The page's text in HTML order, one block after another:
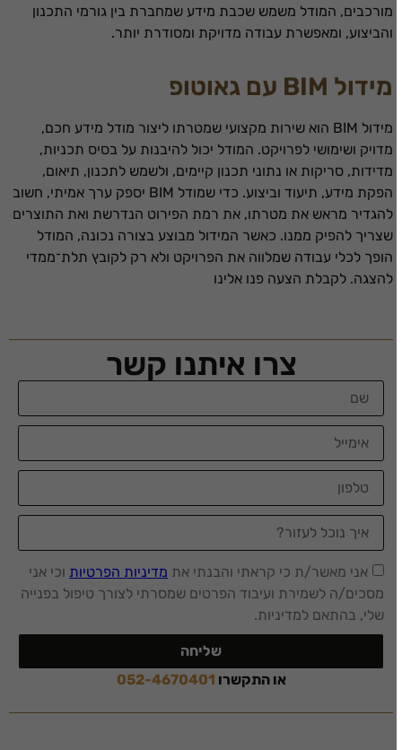
מורכבים, המודל משמש שכבת מידע שמחברת בין גורמי התכנון
והביצוע, ומאפשרת עבודה מדויקת ומסודרת יותר.
מידול BIM עם גאוטופ
מידול BIM הוא שירות מקצועי שמטרתו ליצור מודל מידע חכם,
מדויק ושימושי לפרויקט. המודל יכול להיבנות על בסיס תכניות,
מדידות, סריקות או נתוני תכנון קיימים, ולשמש לתכנון, תיאום,
הפקת מידע, תיעוד וביצוע. כדי שמודל BIM יספק ערך אמיתי, חשוב
להגדיר מראש את מטרתו, את רמת הפירוט הנדרשת ואת התוצרים
שצריך להפיק ממנו. כאשר המידול מבוצע בצורה נכונה, המודל
הופך לכלי עבודה שמלווה את הפרויקט ולא רק לקובץ תלת־ממדי
להצגה. לקבלת הצעה פנו אלינו
צרו איתנו קשר
אני מאשר/ת כי קראתי והבנתי אתמדיניות הפרטיותוכי אני
מסכים/ה לשמירת ועיבוד הפרטים שמסרתי לצורך טיפול בפנייה
שלי, בהתאם למדיניות.
שליחה
או התקשרו052-4670401
שלנו יעבוד
בצורה
ביקורך. אם
לקובצי
Cookie
אלו, חלק
מהפונקציות
באתר
עשויות
להיעלם.
העניין
ביקורך
תגדל
והצעות
אישית.